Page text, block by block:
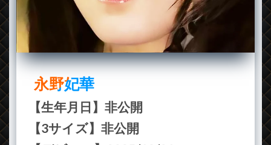
永野妃華
【生年月日】非公開
【3サイズ】非公開